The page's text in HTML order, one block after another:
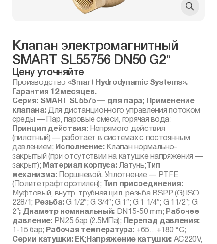
Клапан электромагнитный
SMART SL55756 DN50 G2″
Цену уточняйте
Производство «Smart Hydrodynamic Systems».
Гарантия 12 месяцев.
Серия: SMART SL5575 — для пара; Применение
клапана: Для дистанционного управления потоком
среды — Пар, паровые смеси, горячая вода;
Принцип действия: Непрямого действия
(пилотный) — работает в системах с постоянным
давлением; Исполнение: Клапан нормально-
закрытый (при отсутствии на катушке напряжения —
закрыт); Материал корпуса:Латунь; Тип
механизма:
Поршневой. Уплотнение — PTFE
(Политетрафторэтилен);
Тип присоединения:
Муфтовый, внутр. трубная цил. резьба BSPP (G) ISO
228/1; Резьба:G 1/2″; G 3/4″; G 1″; G 1 1/4″; G 11/2″; G
2″;Диаметр номинальный: DN15-50 mm; Рабочее
давление: PN25 бар (2.5МПа); Перепад давления:
1-15 бар; Рабочая температура: +65…+180 °С;
Серии катушки: EK; Напряжение катушки:AC220V,